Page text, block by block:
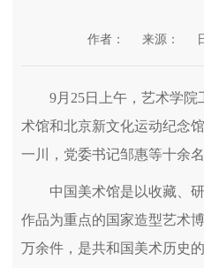
作者： 来源：
9月25日上午，艺术学
术馆和北京新文化运动纪念
一川，党委书记邹惠等十余
中国美术馆是以收藏、
作品为重点的国家造型艺术
万余件，是共和国美术历史